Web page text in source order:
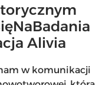
Alivia
w komunikacji